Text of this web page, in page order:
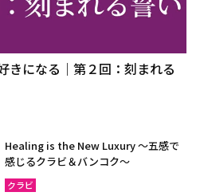
きになる｜第２回：刻まれる
Healing is the New Luxury ～五感で
感じるクラビ＆バンコク～
クラビ